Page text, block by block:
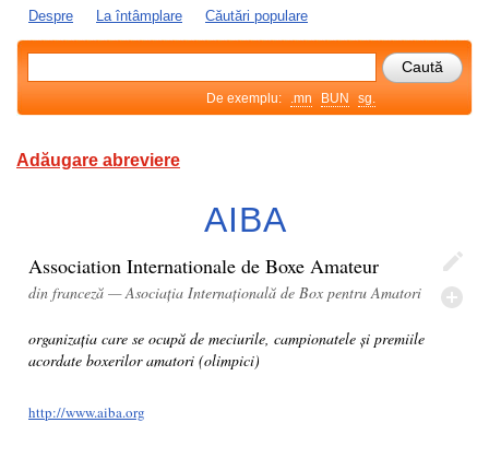
Despre La întâmplare Căutări populare
De exemplu: .mn BUN sg.
Adăugare abreviere
AIBA
Association Internationale de Boxe Amateur
din franceză — Asociația Internațională de Box pentru Amatori
organizația care se ocupă de meciurile, campionatele și premiile
acordate boxerilor amatori (olimpici)
http://www.aiba.org